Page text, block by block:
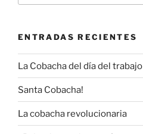
ENTRADAS RECIENTES
La Cobacha del día del trabajo
Santa Cobacha!
La cobacha revolucionaria